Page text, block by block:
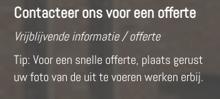
Contacteer ons voor een offerte
Vrijblijvende informatie / offerte
Tip: Voor een snelle offerte, plaats gerust
uw foto van de uit te voeren werken erbij.